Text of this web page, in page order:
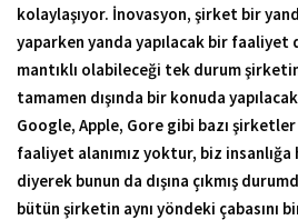
kolaylaşıyor. İnovasyon, şirket bir
yaparken yanda yapılacak bir faaliyet
mantıklı olabileceği tek durum
tamamen dışında bir konuda
Google, Apple, Gore gibi bazı
faaliyet alanımız yoktur, biz
diyerek bunun da dışına çıkmış
bütün şirketin aynı yöndeki çabasını